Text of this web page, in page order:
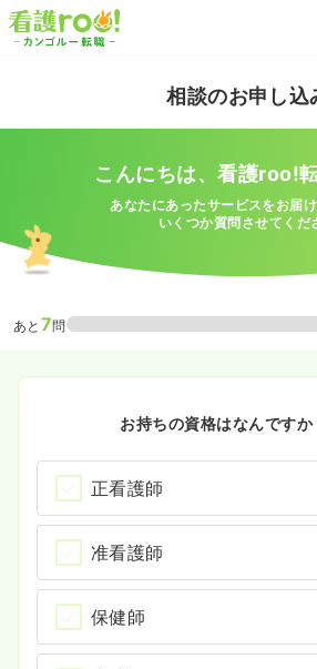
相談のお申し込
こんにちは、看護roo!
あなたにあったサービスをお届
いくつか質問させてくだ
あと 7問
お持ちの資格はなんですか
正看護師
准看護師
保健師